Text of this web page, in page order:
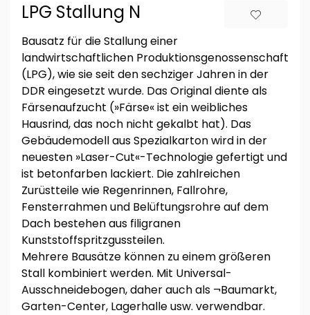
LPG Stallung N
Bausatz für die Stallung einer
landwirtschaftlichen Produktionsgenossenschaft
(LPG), wie sie seit den sechziger Jahren in der
DDR eingesetzt wurde. Das Original diente als
Färsenaufzucht (»Färse« ist ein weibliches
Hausrind, das noch nicht gekalbt hat). Das
Gebäudemodell aus Spezialkarton wird in der
neuesten »Laser-Cut«-Technologie gefertigt und
ist betonfarben lackiert. Die zahlreichen
Zurüstteile wie Regenrinnen, Fallrohre,
Fensterrahmen und Belüftungsrohre auf dem
Dach bestehen aus filigranen
Kunststoffspritzgussteilen.
Mehrere Bausätze können zu einem größeren
Stall kombiniert werden. Mit Universal-
Ausschneidebogen, daher auch als ¬Baumarkt,
Garten-Center, Lagerhalle usw. verwendbar.